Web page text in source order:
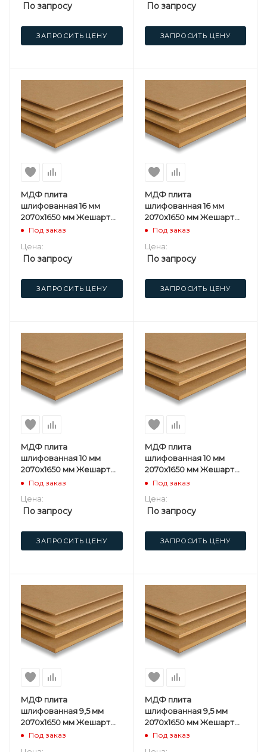
По запросу
ЗАПРОСИТЬ ЦЕНУ
По запросу
ЗАПРОСИТЬ ЦЕНУ
МДФ плита
шлифованная 16 мм
2070х1650 мм Жешарт
(UPG) СПП
Под заказ
Цена:
По запросу
ЗАПРОСИТЬ ЦЕНУ
МДФ плита
шлифованная 16 мм
2070х1650 мм Жешарт
(UPG) 1 сорт
Под заказ
Цена:
По запросу
ЗАПРОСИТЬ ЦЕНУ
МДФ плита
шлифованная 10 мм
2070х1650 мм Жешарт
(UPG) СПП
Под заказ
Цена:
По запросу
ЗАПРОСИТЬ ЦЕНУ
МДФ плита
шлифованная 10 мм
2070х1650 мм Жешарт
(UPG) 1 сорт
Под заказ
Цена:
По запросу
ЗАПРОСИТЬ ЦЕНУ
МДФ плита
шлифованная 9,5 мм
2070х1650 мм Жешарт
(UPG) СПП
Под заказ
МДФ плита
шлифованная 9,5 мм
2070х1650 мм Жешарт
(UPG) 1 сорт
Под заказ